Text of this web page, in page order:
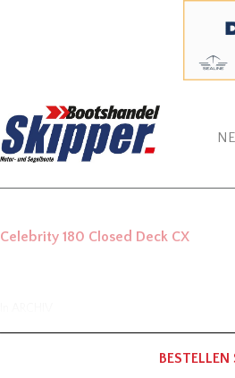
Celebrity 180 Closed Deck CX